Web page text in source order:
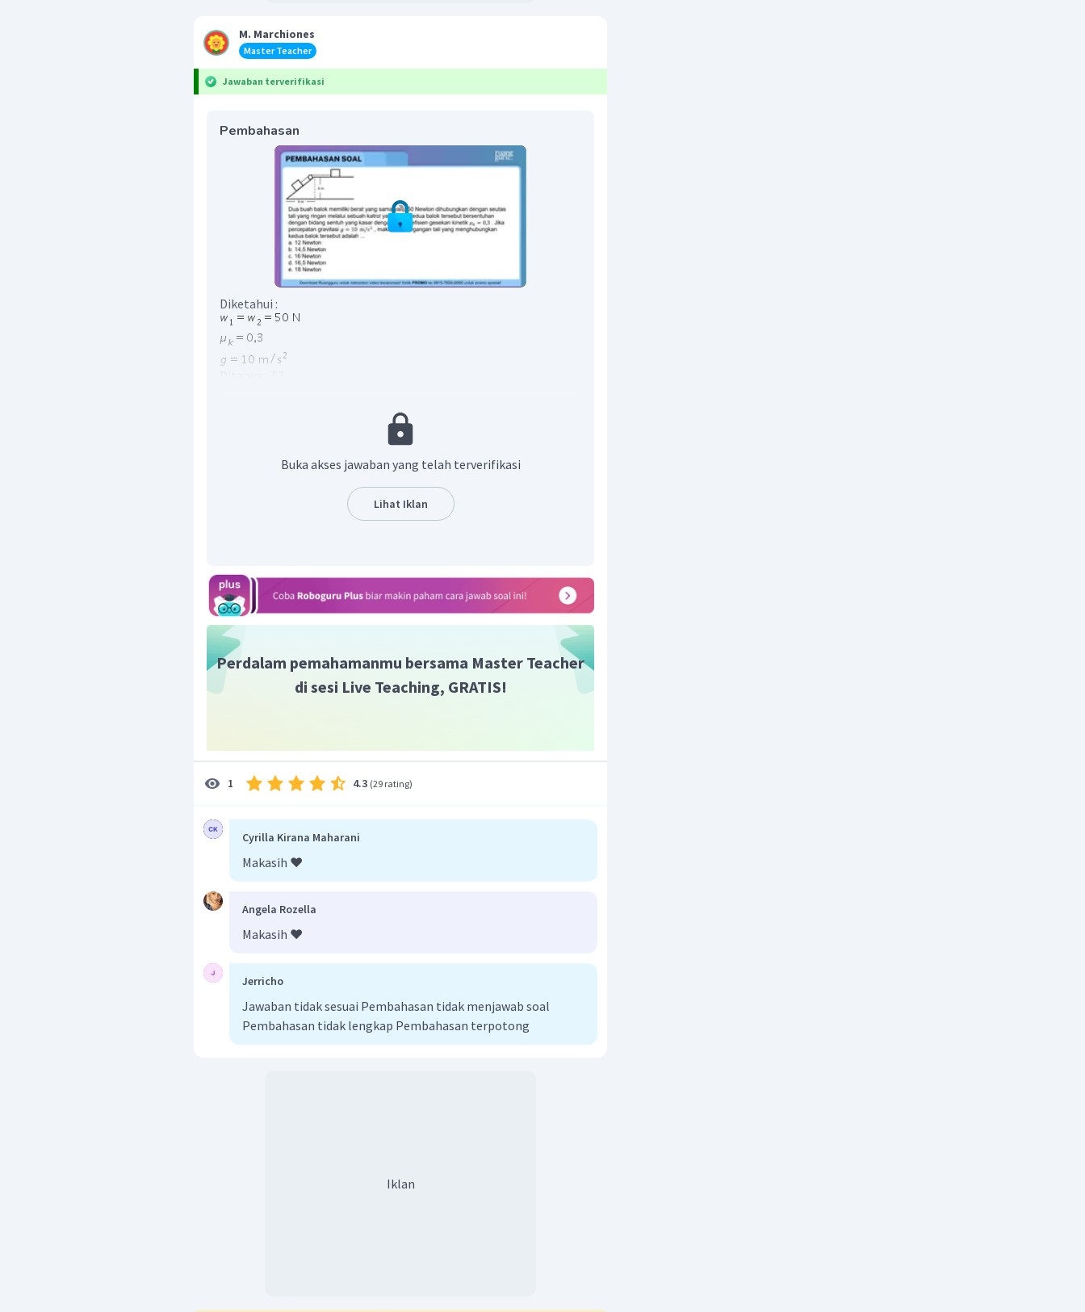
M. Marchiones
Master Teacher
Jawaban terverifikasi
Pembahasan
Diketahui :
Tinjau Balok 1 (atas)
Tinjau balok 2 (pada sisi miring)
Subtitusikan persamaan 1 ke persamaan 2
Tegangan talinya
Buka akses jawaban yang telah terverifikasi
Lihat Iklan
Perdalam pemahamanmu bersama Master Teacher
di sesi Live Teaching, GRATIS!
1 4.3 (29 rating)
Cyrilla Kirana Maharani
Makasih ❤️
Angela Rozella
Makasih ❤️
Jerricho
Jawaban tidak sesuai Pembahasan tidak menjawab soal
Pembahasan tidak lengkap Pembahasan terpotong
Iklan